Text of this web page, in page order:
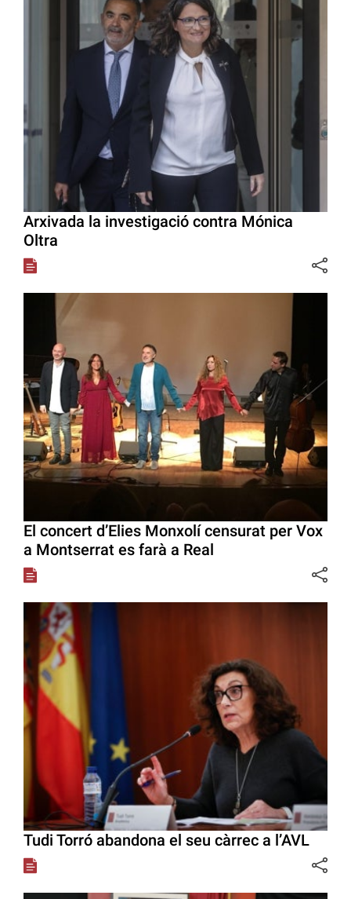
Arxivada la investigació contra Mónica
Oltra
El concert d’Elies Monxolí censurat per Vox
a Montserrat es farà a Real
Tudi Torró abandona el seu càrrec a l’AVL